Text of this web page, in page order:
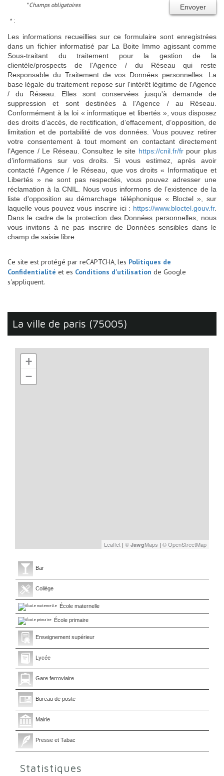
Envoyer
* Champs obligatoires
* :
Les informations recueillies sur ce formulaire sont enregistrées
dans un fichier informatisé par La Boite Immo agissant comme
Sous-traitant du traitement pour la gestion de la
clientèle/prospects de l'Agence / du Réseau qui reste
Responsable du Traitement de vos Données personnelles. La
base légale du traitement repose sur l'intérêt légitime de l'Agence
/ du Réseau. Elles sont conservées jusqu'à demande de
suppression et sont destinées à l'Agence / au Réseau.
Conformément à la loi « informatique et libertés », vous disposez
des droits d’accès, de rectification, d’effacement, d’opposition, de
limitation et de portabilité de vos données. Vous pouvez retirer
votre consentement à tout moment en contactant directement
l’Agence / Le Réseau. Consultez le site https://cnil.fr/frpour plus
d’informations sur vos droits. Si vous estimez, après avoir
contacté l'Agence / le Réseau, que vos droits « Informatique et
Libertés » ne sont pas respectés, vous pouvez adresser une
réclamation à la CNIL. Nous vous informons de l’existence de la
liste d'opposition au démarchage téléphonique « Bloctel », sur
laquelle vous pouvez vous inscrire ici : https://www.bloctel.gouv.fr.
Dans le cadre de la protection des Données personnelles, nous
vous invitons à ne pas inscrire de Données sensibles dans le
champ de saisie libre.
Ce site est protégé par reCAPTCHA, les Politiques de
Confidentialité et es Conditions d'utilisation de Google
s'appliquent.
la ville de paris (75005)
+
−
Leaflet | © JawgMaps | © OpenStreetMap
Bar
Collège
École maternelle
École primaire
Enseignement supérieur
Lycée
Gare ferroviaire
Bureau de poste
Mairie
Presse et Tabac
Statistiques